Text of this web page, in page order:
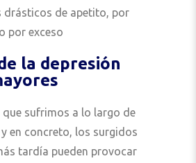
drásticos de apetito, por
por exceso
la depresión
que sufrimos a lo largo de
en concreto, los surgidos
tardía pueden provocar